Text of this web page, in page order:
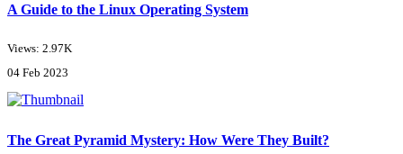
A Guide to the Linux Operating System
Views: 2.97K
04 Feb 2023
The Great Pyramid Mystery: How Were They Built?